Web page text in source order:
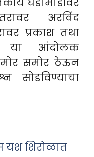
घडामोडींवर
अरविंद
प्रकाश तथा
या आंदोलक
समोर ठेऊन
सोडविण्याचा
यश शिरोळात